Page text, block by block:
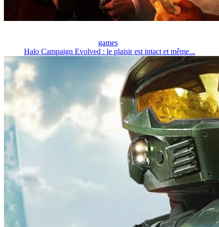
games
Halo Campaign Evolved : le plaisir est intact et même...